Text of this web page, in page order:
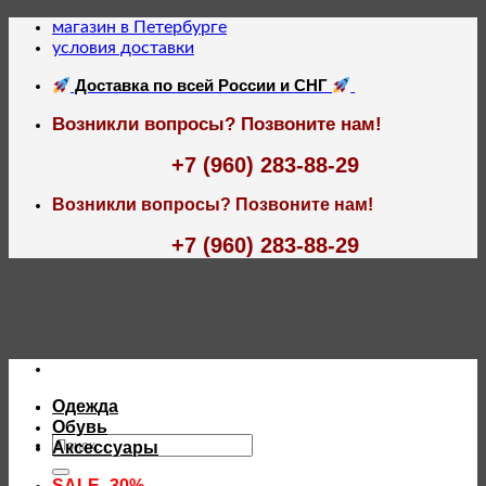
Skip
магазин в Петербурге
условия доставки
Доставка по всей России и СНГ
Возникли вопросы? Позвоните нам!
+7 (960) 283-88-29
Возникли вопросы? Позвоните нам!
+7 (960) 283-88-29
Искать:
Одежда
Обувь
Аксессуары